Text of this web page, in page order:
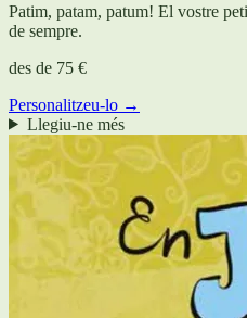
Patim, patam, patum! El vostre
de sempre.
des de 75 €
Personalitzeu-lo →
Llegiu-ne més